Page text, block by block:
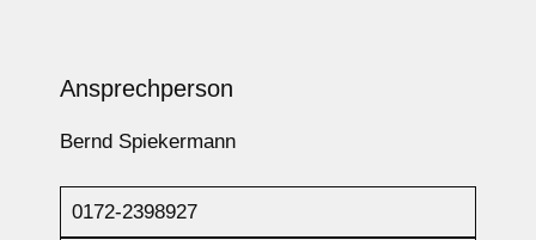
Ansprechperson
Bernd Spiekermann
0172-2398927